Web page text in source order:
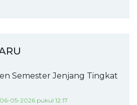
Semester Jenjang Tingkat
05-2026 pukul 12:17